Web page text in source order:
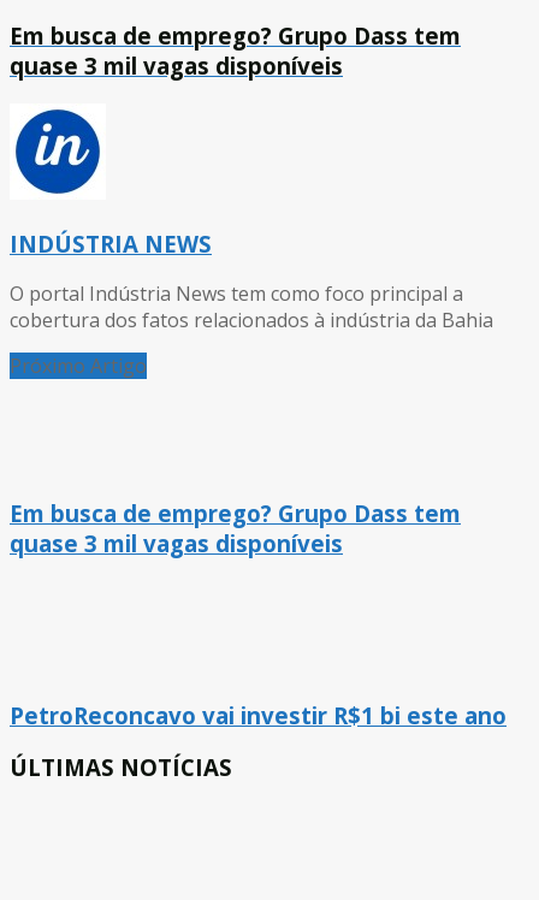
Em busca de emprego? Grupo Dass tem
quase 3 mil vagas disponíveis
INDÚSTRIA NEWS
O portal Indústria News tem como foco principal a
cobertura dos fatos relacionados à indústria da Bahia
Próximo Artigo
Em busca de emprego? Grupo Dass tem
quase 3 mil vagas disponíveis
PetroReconcavo vai investir R$1 bi este ano
ÚLTIMAS NOTÍCIAS